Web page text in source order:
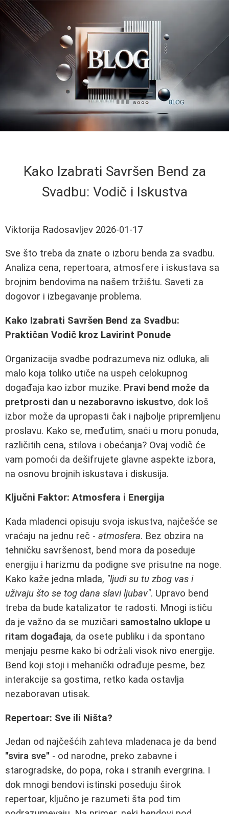
Kako Izabrati Savršen Bend za
Svadbu: Vodič i Iskustva
Viktorija Radosavljev 2026-01-17
Sve što treba da znate o izboru benda za svadbu.
Analiza cena, repertoara, atmosfere i iskustava sa
brojnim bendovima na našem tržištu. Saveti za
dogovor i izbegavanje problema.
Kako Izabrati Savršen Bend za Svadbu:
Praktičan Vodič kroz Lavirint Ponude
Organizacija svadbe podrazumeva niz odluka, ali
malo koja toliko utiče na uspeh celokupnog
događaja kao izbor muzike. Pravi bend može da
pretprosti dan u nezaboravno iskustvo, dok loš
izbor može da upropasti čak i najbolje pripremljenu
proslavu. Kako se, međutim, snaći u moru ponuda,
različitih cena, stilova i obećanja? Ovaj vodič će
vam pomoći da dešifrujete glavne aspekte izbora,
na osnovu brojnih iskustava i diskusija.
Ključni Faktor: Atmosfera i Energija
Kada mladenci opisuju svoja iskustva, najčešće se
vraćaju na jednu reč - atmosfera. Bez obzira na
tehničku savršenost, bend mora da poseduje
energiju i harizmu da podigne sve prisutne na noge.
Kako kaže jedna mlada, "ljudi su tu zbog vas i
uživaju što se tog dana slavi ljubav". Upravo bend
treba da bude katalizator te radosti. Mnogi ističu
da je važno da se muzičari samostalno uklope u
ritam događaja, da osete publiku i da spontano
menjaju pesme kako bi održali visok nivo energije.
Bend koji stoji i mehanički odrađuje pesme, bez
interakcije sa gostima, retko kada ostavlja
nezaboravan utisak.
Repertoar: Sve ili Ništa?
Jedan od najčešćih zahteva mladenaca je da bend
"svira sve" - od narodne, preko zabavne i
starogradske, do popa, roka i stranih evergrina. I
dok mnogi bendovi istinski poseduju širok
repertoar, ključno je razumeti šta pod tim